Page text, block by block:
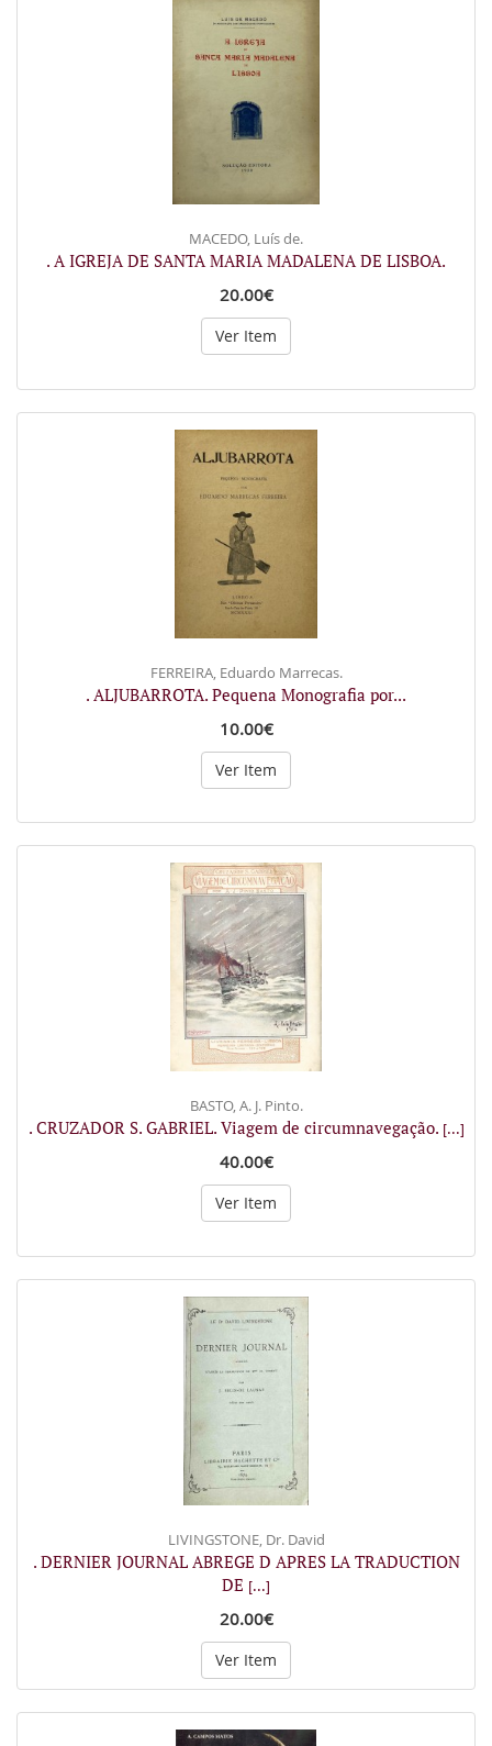
MACEDO, Luís de.
. A IGREJA DE SANTA MARIA MADALENA DE LISBOA.
20.00€
Ver Item
FERREIRA, Eduardo Marrecas.
. ALJUBARROTA. Pequena Monografia por...
10.00€
Ver Item
BASTO, A. J. Pinto.
. CRUZADOR S. GABRIEL. Viagem de circumnavegação. [...]
40.00€
Ver Item
LIVINGSTONE, Dr. David
. DERNIER JOURNAL ABREGE D APRES LA TRADUCTION
DE [...]
20.00€
Ver Item